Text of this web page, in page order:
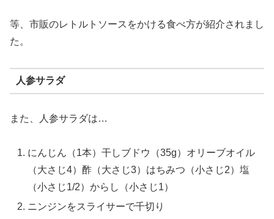
等、市販のレトルトソースをかける食べ方が紹介されまし
た。
人参サラダ
また、人参サラダは…
にんじん（1本）干しブドウ（35g）オリーブオイル
（大さじ4）酢（大さじ3）はちみつ（小さじ2）塩
（小さじ1/2）からし（小さじ1）
ニンジンをスライサーで千切り